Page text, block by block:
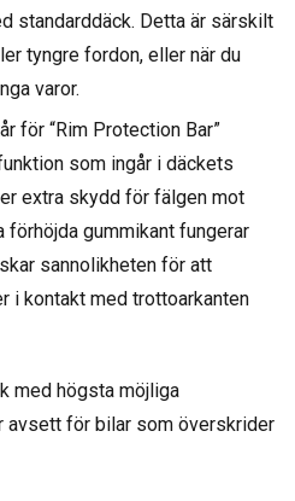
standarddäck. Detta är särskilt
tyngre fordon, eller när du
varor.
för “Rim Protection Bar”
som ingår i däckets
extra skydd för fälgen mot
förhöjda gummikant fungerar
sannolikheten för att
i kontakt med trottoarkanten
med högsta möjliga
avsett för bilar som överskrider